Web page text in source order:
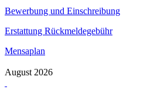
Bewerbung und Einschreibung
Erstattung Rückmeldegebühr
Mensaplan
August 2026